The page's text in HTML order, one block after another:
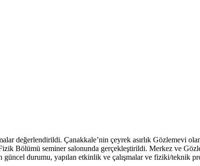
değerlendirildi. Çanakkale’nin çeyrek asırlık Gözlemevi
Bölümü seminer salonunda gerçekleştirildi. Merkez ve
güncel durumu, yapılan etkinlik ve çalışmalar ve fiziki/teknik